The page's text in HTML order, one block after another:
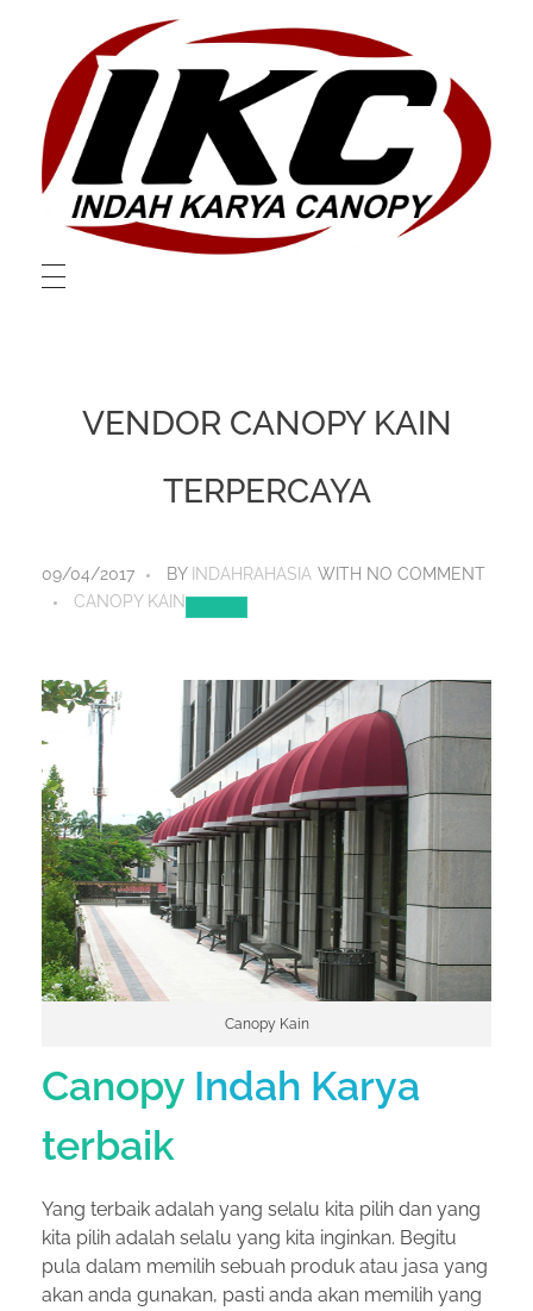
Layanan Canopy dan Membrane Berkualitas Di Bekasi
Layanan Canopy dan Membrane Berkualitas Di Bekasi
VENDOR CANOPY KAIN
TERPERCAYA
09/04/2017 BY INDAHRAHASIA WITH NO COMMENT
CANOPY KAIN
Canopy Kain
Canopy Indah Karya
terbaik
Yang terbaik adalah yang selalu kita pilih dan yang
kita pilih adalah selalu yang kita inginkan. Begitu
pula dalam memilih sebuah produk atau jasa yang
akan anda gunakan, pasti anda akan memilih yang